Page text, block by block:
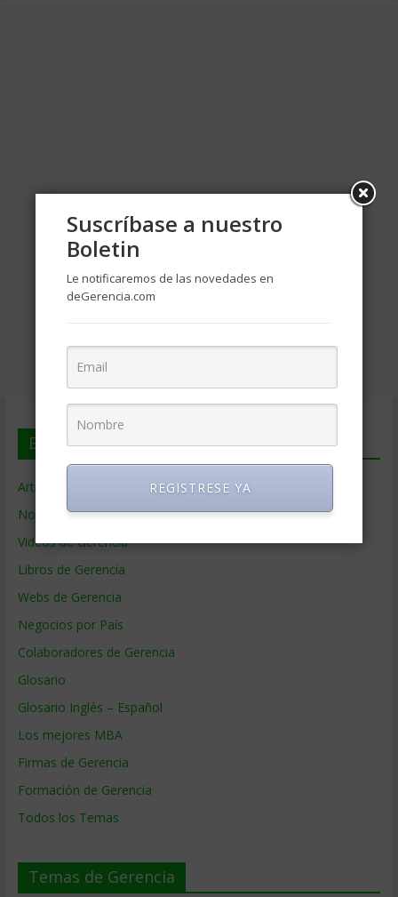
En deGerencia.com
Artículos de Gerencia
Noticias de Gerencia
Videos de Gerencia
Libros de Gerencia
Webs de Gerencia
Negocios por País
Colaboradores de Gerencia
Glosario
Glosario Inglés – Español
Los mejores MBA
Firmas de Gerencia
Formación de Gerencia
Todos los Temas
Temas de Gerencia
Suscríbase a nuestro
Boletin
Le notificaremos de las novedades en
deGerencia.com
REGISTRESE YA